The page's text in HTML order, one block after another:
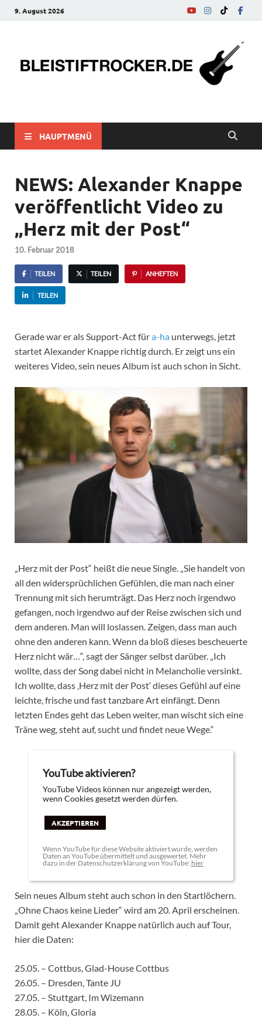
9. August 2026
bleistiftrocker.de
HAUPTMENÜ
NEWS: Alexander Knappe
veröffentlicht Video zu
„Herz mit der Post“
10. Februar 2018
TEILEN TEILEN ANHEFTEN
TEILEN
Gerade war er als Support-Act füra-ha unterwegs, jetzt
startet Alexander Knappe richtig durch. Er zeigt uns ein
weiteres Video, sein neues Album ist auch schon in Sicht.
„Herz mit der Post“ heißt die neue Single. „Sie handelt von
all den widersprüchlichen Gefühlen, die man nach einer
Trennung mit sich herumträgt. Das Herz noch irgendwo
gefangen, noch irgendwo auf der Reise zwischen sich und
dem anderen. Man will loslassen. Zeigen, dass man auch
ohne den anderen kann. Wenn da bloß dieses bescheuerte
Herz nicht wär…“, sagt der Sänger selbst darüber. „Ich
wollte, dass der Song dabei nicht in Melancholie versinkt.
Ich wollte, dass ‚Herz mit der Post‘ dieses Gefühl auf eine
leichte, frische und fast tanzbare Art einfängt. Denn
letzten Endes geht das Leben weiter, man wischt sich eine
Träne weg, steht auf, sucht und findet neue Wege.“
YouTube aktivieren?
YouTube Videos können nur angezeigt werden,
wenn Cookies gesetzt werden dürfen.
AKZEPTIEREN
Wenn YouTube für diese Website aktiviert wurde, werden
Daten an YouTube übermittelt und ausgewertet. Mehr
dazu in der Datenschutzerklärung von YouTube: hier
Sein neues Album steht auch schon in den Startlöchern.
„Ohne Chaos keine Lieder“ wird am 20. April erscheinen.
Damit geht Alexander Knappe natürlich auch auf Tour,
hier die Daten:
25.05. – Cottbus, Glad-House Cottbus
26.05. – Dresden, Tante JU
27.05. – Stuttgart, Im Wizemann
28.05. – Köln, Gloria